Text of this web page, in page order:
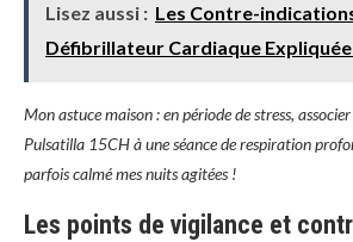
Lisez aussi : Les Contre-
Défibrillateur Cardiaque
Mon astuce maison : en période de stress, associer
Pulsatilla 15CH à une séance de respiration
parfois calmé mes nuits agitées !
Les points de vigilance et